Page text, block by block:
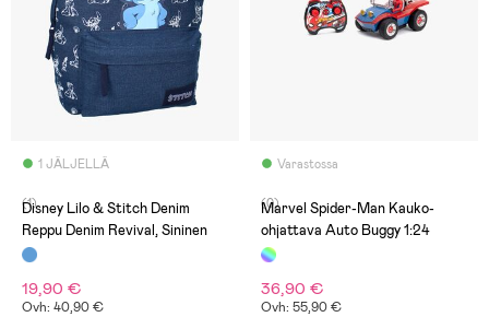
1 JÄLJELLÄ
(1)
Disney Lilo & Stitch Denim
Reppu Denim Revival, Sininen
19,90 €
Ovh: 40,90 €
Varastossa
(0)
Marvel Spider-Man Kauko-
ohjattava Auto Buggy 1:24
36,90 €
Ovh: 55,90 €